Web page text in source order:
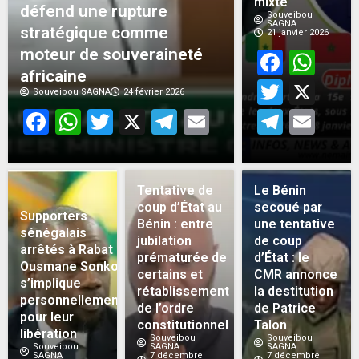
défend une rupture
stratégique comme
moteur de souveraineté
africaine
Souveibou SAGNA 24 février 2026
Facebook
WhatsApp
Twitter
X Telegram
Email
Souveibou
SAGNA
21 janvier 2026
X
Supporters
sénégalais
arrêtés à Rabat :
Ousmane Sonko
s’implique
personnellement
pour leur
libération
Souveibou
SAGNA
Tentative de
coup d’État au
Bénin : entre
jubilation
prématurée de
certains et
rétablissement
de l’ordre
constitutionnel
Souveibou
SAGNA
7 décembre
Le Bénin
secoué par
une tentative
de coup
d’État : le
CMR annonce
la destitution
de Patrice
Talon
Souveibou
SAGNA
7 décembre